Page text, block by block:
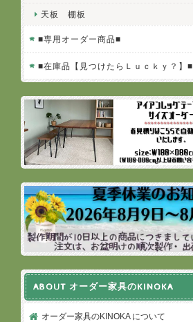
天板 棚板
■専用オーダー商品■
■在庫品【見つけたらＬｕｃｋｙ？】■
ABOUT オーダー家具のKINOKA
オーダー家具のKINOKA について